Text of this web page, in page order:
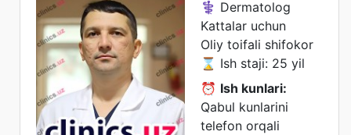
⚕️ Dermatolog
Kattalar uchun
Oliy toifali shifokor
⌛ Ish staji: 25 yil
⏰ Ish kunlari:
Qabul kunlarini
telefon orqali